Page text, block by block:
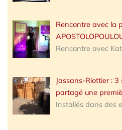
Rencontre avec la
Rencontre avec
Jassans-Riottier :
partagé une
Installés dans des